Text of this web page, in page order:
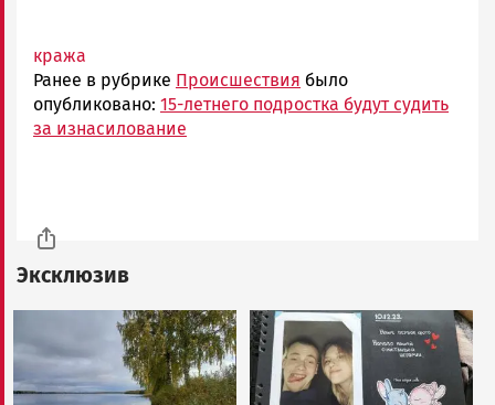
кража
Ранее в рубрике Происшествия было
опубликовано: 15-летнего подростка будут судить
за изнасилование
Эксклюзив
Image